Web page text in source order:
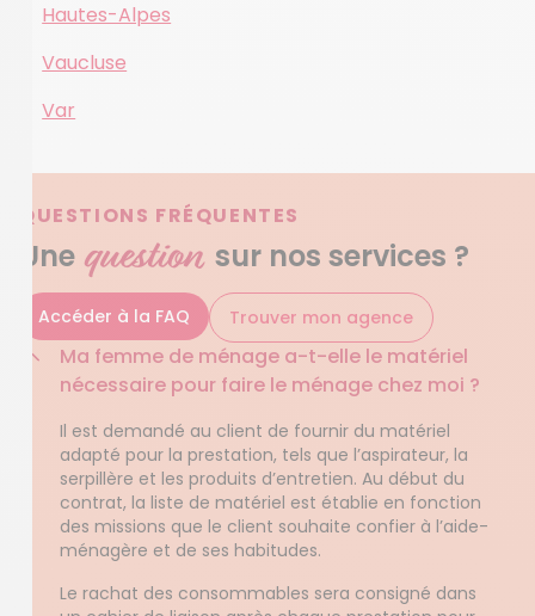
Hautes-Alpes
Vaucluse
Var
QUESTIONS FRÉQUENTES
Une question sur nos services ?
Accéder à la FAQ Trouver mon agence
Ma femme de ménage a-t-elle le matériel
nécessaire pour faire le ménage chez moi ?
Il est demandé au client de fournir du matériel
adapté pour la prestation, tels que l’aspirateur, la
serpillère et les produits d’entretien. Au début du
contrat, la liste de matériel est établie en fonction
des missions que le client souhaite confier à l’aide-
ménagère et de ses habitudes.
Le rachat des consommables sera consigné dans